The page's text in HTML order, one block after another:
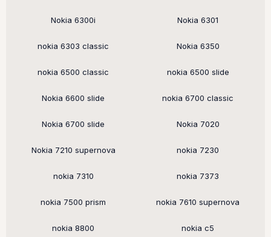
Nokia 6300i Nokia 6301
nokia 6303 classic Nokia 6350
nokia 6500 classic nokia 6500 slide
Nokia 6600 slide nokia 6700 classic
Nokia 6700 slide Nokia 7020
Nokia 7210 supernova nokia 7230
nokia 7310 nokia 7373
nokia 7500 prism nokia 7610 supernova
nokia 8800 nokia c5